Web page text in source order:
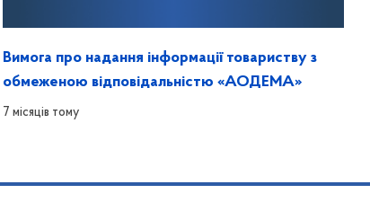
Вимога про надання інформації товариству з
обмеженою відповідальністю «АОДЕМА»
7 місяців тому